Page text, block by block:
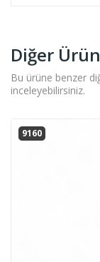
Diğer
Bu ürüne benzer
inceleyebilirsiniz.
9160